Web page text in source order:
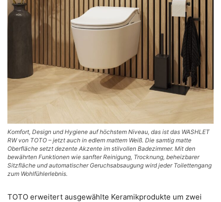
Komfort, Design und Hygiene auf höchstem Niveau, das ist das WASHLET
RW von TOTO – jetzt auch in edlem mattem Weiß. Die samtig matte
Oberfläche setzt dezente Akzente im stilvollen Badezimmer. Mit den
bewährten Funktionen wie sanfter Reinigung, Trocknung, beheizbarer
Sitzfläche und automatischer Geruchsabsaugung wird jeder Toilettengang
zum Wohlfühlerlebnis.
TOTO erweitert ausgewählte Keramikprodukte um zwei